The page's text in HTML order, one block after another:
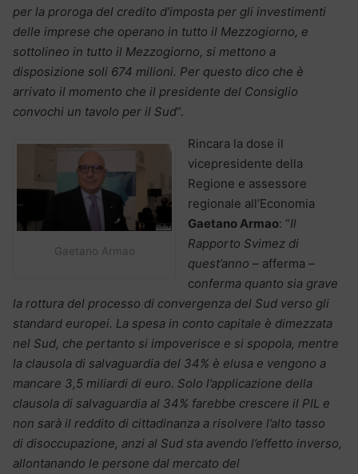
per la proroga del credito d’imposta per gli investimenti
delle imprese che operano in tutto il Mezzogiorno, e
sottolineo in tutto il Mezzogiorno, si mettono a
disposizione soli 674 milioni. Per questo dico che è
arrivato il momento che il presidente del Consiglio
convochi un tavolo per il Sud“.
Gaetano Armao
Rincara la dose il
vicepresidente della
Regione e assessore
regionale all’Economia
Gaetano Armao: “Il
Rapporto Svimez di
quest’anno – afferma –
conferma quanto sia grave
la rottura del processo di convergenza del Sud verso gli
standard europei. La spesa in conto capitale è dimezzata
nel Sud, che pertanto si impoverisce e si spopola, mentre
la clausola di salvaguardia del 34% è elusa e vengono a
mancare 3,5 miliardi di euro. Solo l’applicazione della
clausola di salvaguardia al 34% farebbe crescere il PIL e
non sarà il reddito di cittadinanza a risolvere l’alto tasso
di disoccupazione, anzi al Sud sta avendo l’effetto inverso,
allontanando le persone dal mercato del